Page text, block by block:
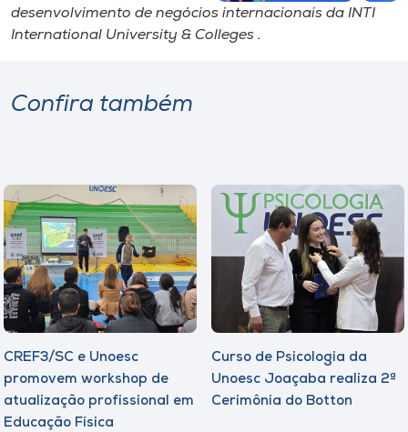
desenvolvimento de negócios internacionais da INTI
International University & Colleges .
Confira também
CREF3/SC e Unoesc
promovem workshop de
atualização profissional em
Educação Física
Curso de Psicologia da
Unoesc Joaçaba realiza 2ª
Cerimônia do Botton